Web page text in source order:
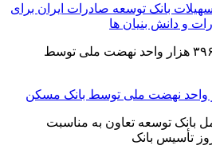
تسهیلات بانک توسعه صادرات ایران برای
و دانش بنیان ها